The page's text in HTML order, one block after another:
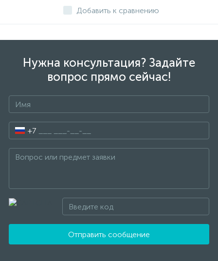
Добавить к сравнению
Нужна консультация? Задайте
вопрос прямо сейчас!
+7
Отправить сообщение